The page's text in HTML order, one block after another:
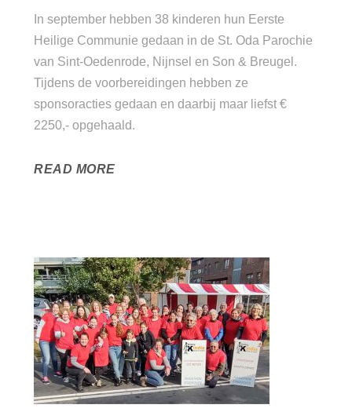
In september hebben 38 kinderen hun Eerste
Heilige Communie gedaan in de St. Oda Parochie
van Sint-Oedenrode, Nijnsel en Son & Breugel.
Tijdens de voorbereidingen hebben ze
sponsoracties gedaan en daarbij maar liefst €
2250,- opgehaald.
READ MORE